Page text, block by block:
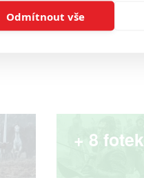
Další kapitola »
+ 8 fotek
Odmítnout vše